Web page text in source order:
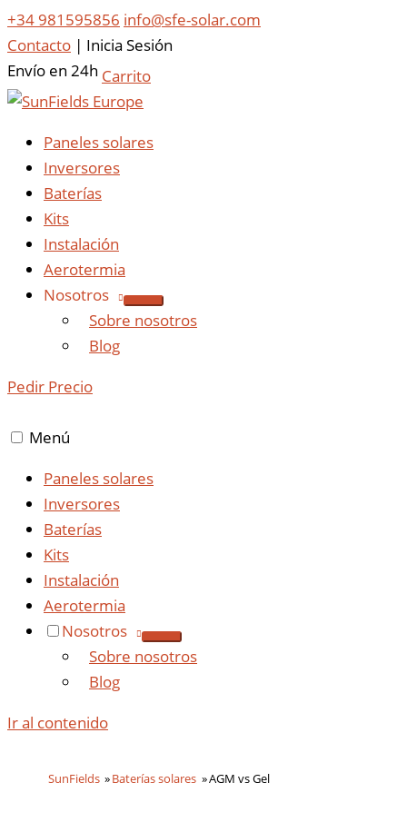
+34 981595856 info@sfe-solar.com
Contacto | Inicia Sesión
Envío en 24h Carrito
Paneles solares
Inversores
Baterías
Kits
Instalación
Aerotermia
Nosotros
Sobre nosotros
Blog
Pedir Precio
Menú
Paneles solares
Inversores
Baterías
Kits
Instalación
Aerotermia
Nosotros
Sobre nosotros
Blog
Ir al contenido
SunFields Baterías solares AGM vs Gel